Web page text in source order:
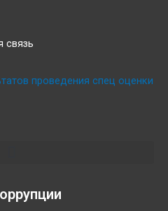
связь
проведения спец оценки